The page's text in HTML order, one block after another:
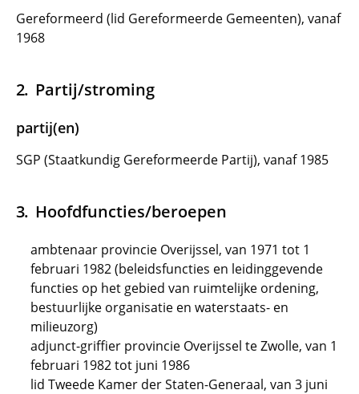
Gereformeerd (lid Gereformeerde Gemeenten), vanaf
1968
Partij/stroming
partij(en)
SGP (Staatkundig Gereformeerde Partij), vanaf 1985
Hoofdfuncties/beroepen
ambtenaar provincie Overijssel, van 1971 tot 1
februari 1982 (beleidsfuncties en leidinggevende
functies op het gebied van ruimtelijke ordening,
bestuurlijke organisatie en waterstaats- en
milieuzorg)
adjunct-griffier provincie Overijssel te Zwolle, van 1
februari 1982 tot juni 1986
lid Tweede Kamer der Staten-Generaal, van 3 juni